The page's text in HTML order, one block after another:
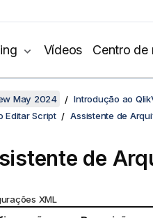
Vídeos Centro de
May 2024 Introdução ao
Editar Script
Assistente de
de
XML